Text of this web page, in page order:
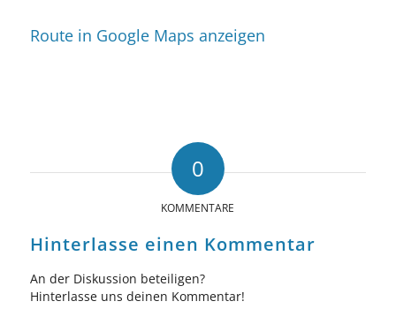
Route in Google Maps anzeigen
0
KOMMENTARE
Hinterlasse einen Kommentar
An der Diskussion beteiligen?
Hinterlasse uns deinen Kommentar!